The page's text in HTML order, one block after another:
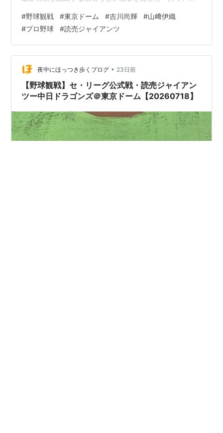
飛び込んできています。本記事では、この試合の主要な
トピックスやスタッツを整理し、ファンの声とともに客
観的な分析をお届けします。 目次 1. 今回のニュース・試
合の事実まとめ 2. ファンの反応・リアルな声 3. 私の感
想 1. 今回のニュース・試合の事実まとめ 巨人は初回から
泉口選…
#野球観戦 #東京ドーム #吉川尚輝 #​山﨑伊織
#プロ野球 #読売ジャイアンツ
夜中にほっつき歩くブログ • 23日前
【野球観戦】セ・リーグ公式戦・読売ジャイアン
ツー中日ドラゴンズ＠東京ドーム【20260718】